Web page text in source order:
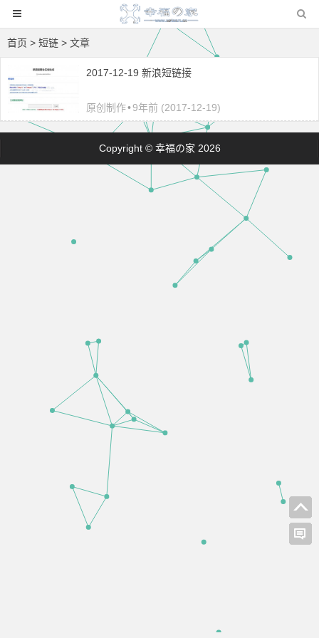
首页 > 短链 > 文章
2017-12-19 新浪短链接
原创制作•9年前 (2017-12-19)
Copyright © 幸福の家 2026